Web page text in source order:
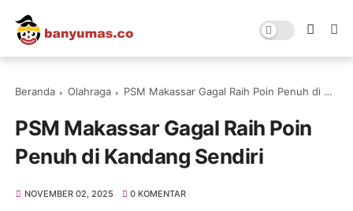
Beranda Olahraga PSM Makassar Gagal Raih Poin Penuh di Kandang Sendiri
PSM Makassar Gagal Raih Poin
Penuh di Kandang Sendiri
NOVEMBER 02, 2025 0 KOMENTAR